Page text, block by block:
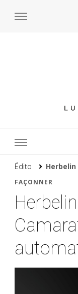
Édito Herbelin
FAÇONNER